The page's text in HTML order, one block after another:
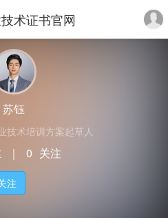
术证书官网
苏钰
技术培训方案起草人
｜ 0 关注
注